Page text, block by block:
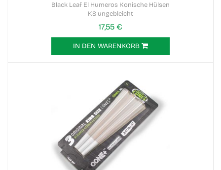
Black Leaf El Humeros Konische Hülsen
KS ungebleicht
17,55 €
IN DEN WARENKORB